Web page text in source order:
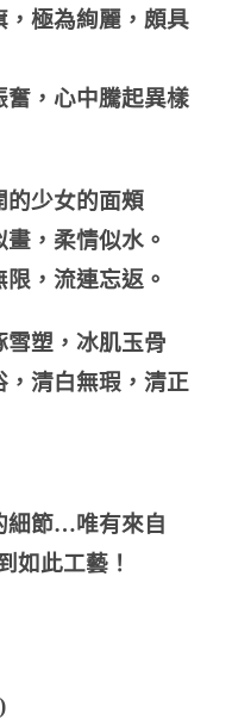
，極為絢麗，頗具
奮，心中騰起異樣
的少女的面頰
，柔情似水。
，流連忘返。
雪塑，冰肌玉骨
清白無瑕，清正
細節…唯有來自
如此工藝！